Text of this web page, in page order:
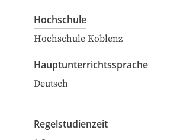
Hochschule
Hochschule Koblenz
Hauptunterrichtssprache
Deutsch
Regelstudienzeit